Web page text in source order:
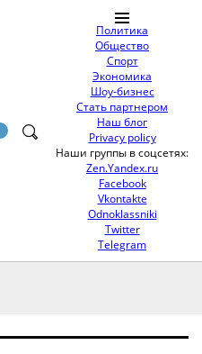
Политика
Общество
Спорт
Экономика
Шоу-бизнес
Стать партнером
Наш блог
Privacy policy
Наши группы в соцсетях:
Zen.Yandex.ru
Facebook
Vkontakte
Odnoklassniki
Twitter
Telegram